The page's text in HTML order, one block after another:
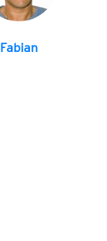
Fabian